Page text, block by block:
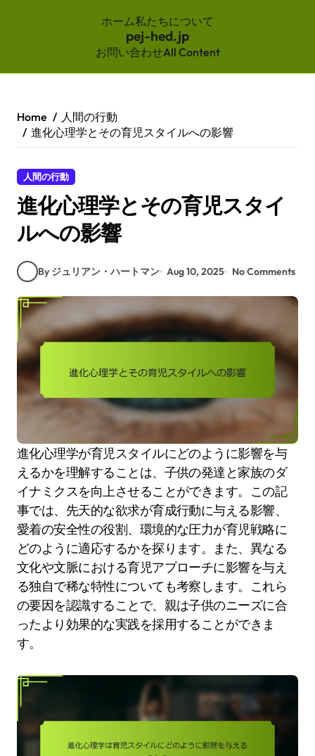
ホーム私たちについて
pej-hed.jp
お問い合わせAll Content
content
Home
人間の行動
進化心理学とその育児スタイルへの影響
人間の行動
進化心理学とその育児スタイ
ルへの影響
By ジュリアン・ハートマン Aug 10, 2025 No Comments
進化心理学が育児スタイルにどのように影響を与
えるかを理解することは、子供の発達と家族のダ
イナミクスを向上させることができます。この記
事では、先天的な欲求が育成行動に与える影響、
愛着の安全性の役割、環境的な圧力が育児戦略に
どのように適応するかを探ります。また、異なる
文化や文脈における育児アプローチに影響を与え
る独自で稀な特性についても考察します。これら
の要因を認識することで、親は子供のニーズに合
ったより効果的な実践を採用することができま
す。